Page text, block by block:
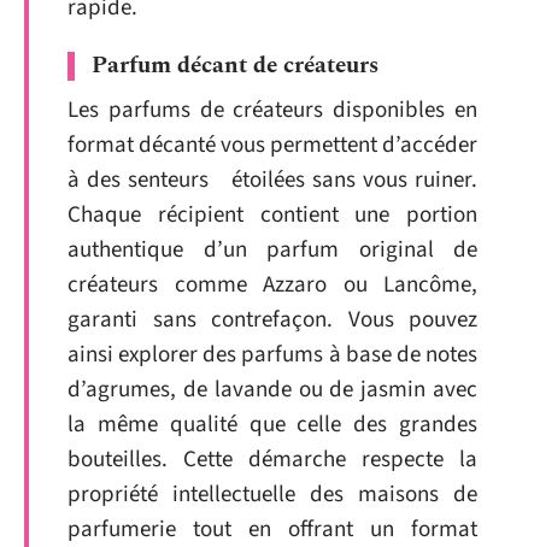
rapide.
Parfum décant de créateurs
Les parfums de créateurs disponibles en
format décanté vous permettent d’accéder
à des senteurs étoilées sans vous ruiner.
Chaque récipient contient une portion
authentique d’un parfum original de
créateurs comme Azzaro ou Lancôme,
garanti sans contrefaçon. Vous pouvez
ainsi explorer des parfums à base de notes
d’agrumes, de lavande ou de jasmin avec
la même qualité que celle des grandes
bouteilles. Cette démarche respecte la
propriété intellectuelle des maisons de
parfumerie tout en offrant un format